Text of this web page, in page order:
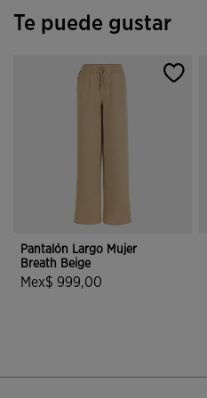
Te puede gustar
Pantalón Largo Mujer
Breath Beige
Mex$ 999,00